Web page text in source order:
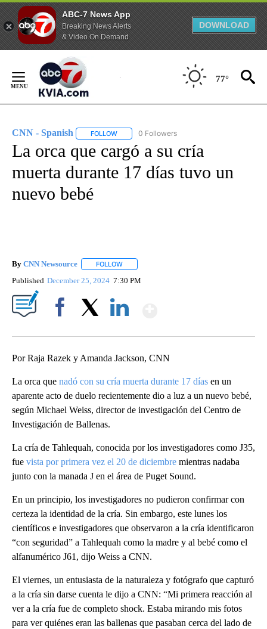
ABC-7 News App
Breaking News Alerts
& Video On Demand
DOWNLOAD
Content
77°
CNN - Spanish FOLLOW FOLLOW "CNN - SPANISH" TO RECEIVE
0 Followers
La orca que cargó a su cría
muerta durante 17 días tuvo un
nuevo bebé
By CNN Newsource FOLLOW
Published December 25, 2024 7:30 PM
Por Raja Razek y Amanda Jackson, CNN
La orca que nadó con su cría muerta durante 17 días en un
aparente acto de duelo recientemente dio a luz a un nuevo bebé,
según Michael Weiss, director de investigación del Centro de
Investigación de Ballenas.
La cría de Tahlequah, conocida por los investigadores como J35,
fue vista por primera vez el 20 de diciembre mientras nadaba
junto con la manada J en el área de Puget Sound.
En un principio, los investigadores no pudieron confirmar con
certeza la identidad de la cría. Sin embargo, este lunes los
científicos e investigadores que observaron a la cría identificaron
“con seguridad” a Tahlequah como la madre y al bebé como el
alfanumérico J61, dijo Weiss a CNN.
El viernes, un entusiasta de la naturaleza y fotógrafo que capturó
a la cría sin darse cuenta le dijo a CNN: “Mi primera reacción al
ver a la cría fue de completo shock. Estaba mirando mis fotos
para ver quiénes eran las ballenas que pasaban cerca del lado de